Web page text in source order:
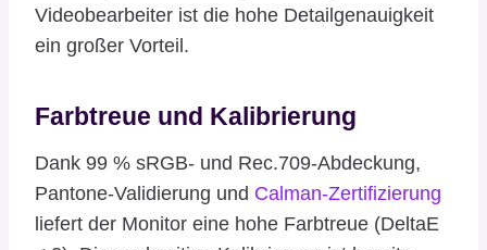
Videobearbeiter ist die hohe Detailgenauigkeit
ein großer Vorteil.
Farbtreue und Kalibrierung
Dank 99 % sRGB- und Rec.709-Abdeckung,
Pantone-Validierung und Calman-Zertifizierung
liefert der Monitor eine hohe Farbtreue (DeltaE